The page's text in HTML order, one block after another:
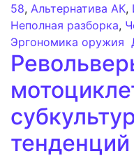
58, Альтернатива АК,
Неполная разборка,
Эргономика оружия
тенденций